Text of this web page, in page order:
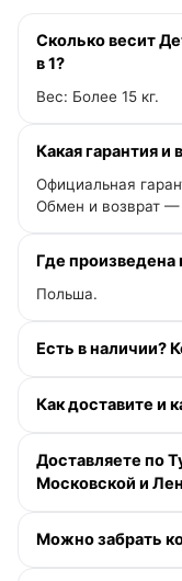
Сколько весит
в 1?
Вес: Более 15 кг.
Какая гарантия и
Официальная
Обмен и возврат —
Где произведена
Польша.
Есть в наличии?
Как доставите и
Доставляете по
Московской и
Можно забрать